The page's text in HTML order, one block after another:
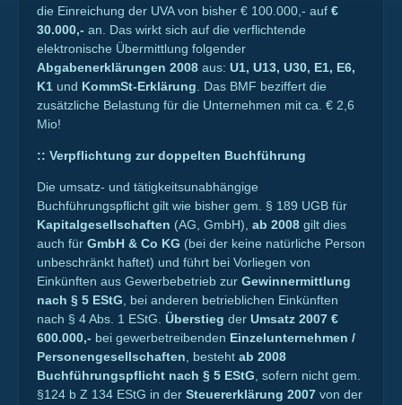
die Einreichung der UVA von bisher € 100.000,- auf €
30.000,- an. Das wirkt sich auf die verflichtende
elektronische Übermittlung folgender
Abgabenerklärungen 2008 aus: U1, U13, U30, E1, E6,
K1 und KommSt-Erklärung . Das BMF beziffert die
zusätzliche Belastung für die Unternehmen mit ca. € 2,6
Mio!
:: Verpflichtung zur doppelten Buchführung
Die umsatz- und tätigkeitsunabhängige
Buchführungspflicht gilt wie bisher gem. § 189 UGB für
Kapitalgesellschaften (AG, GmbH), ab 2008 gilt dies
auch für GmbH & Co KG (bei der keine natürliche Person
unbeschränkt haftet) und führt bei Vorliegen von
Einkünften aus Gewerbebetrieb zur Gewinnermittlung
nach § 5 EStG , bei anderen betrieblichen Einkünften
nach § 4 Abs. 1 EStG. Überstieg der Umsatz 2007 €
600.000,- bei gewerbetreibenden Einzelunternehmen /
Personengesellschaften , besteht ab 2008
Buchführungspflicht nach § 5 EStG , sofern nicht gem.
§124 b Z 134 EStG in der Steuererklärung 2007 von der